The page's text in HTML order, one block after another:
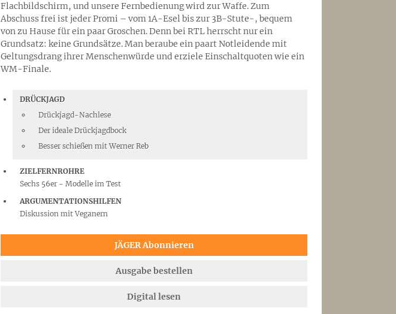
Flachbildschirm, und unsere Fernbedienung wird zur Waffe. Zum
Abschuss frei ist jeder Promi – vom 1A-Esel bis zur 3B-Stute-, bequem
von zu Hause für ein paar Groschen. Denn bei RTL herrscht nur ein
Grundsatz: keine Grundsätze. Man beraube ein paart Notleidende mit
Geltungsdrang ihrer Menschenwürde und erziele Einschaltquoten wie ein
WM-Finale.
DRÜCKJAGD
Drückjagd-Nachlese
Der ideale Drückjagdbock
Besser schießen mit Werner Reb
ZIELFERNROHRE
Sechs 56er - Modelle im Test
ARGUMENTATIONSHILFEN
Diskussion mit Veganern
JÄGER Abonnieren
Ausgabe bestellen
Digital lesen